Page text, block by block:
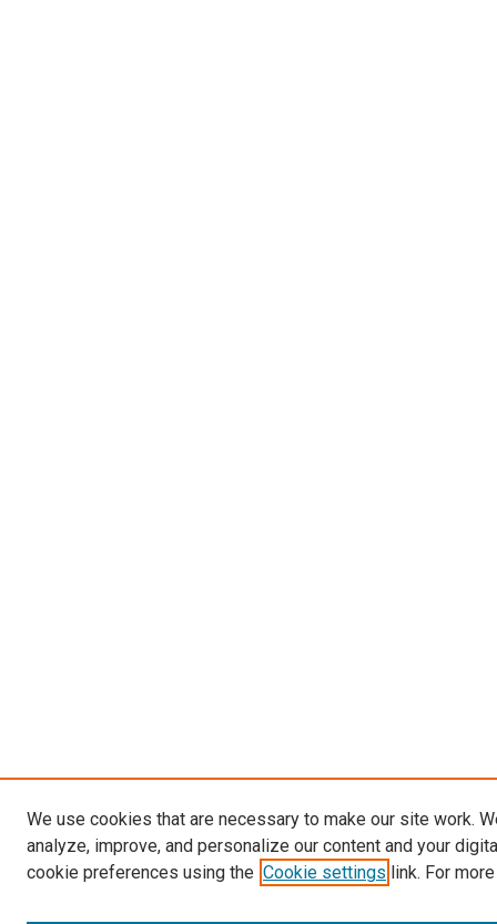
We use cookies that are necessary to make our site work.
analyze, improve, and personalize our content and your
cookie preferences using the Cookie settings link. For